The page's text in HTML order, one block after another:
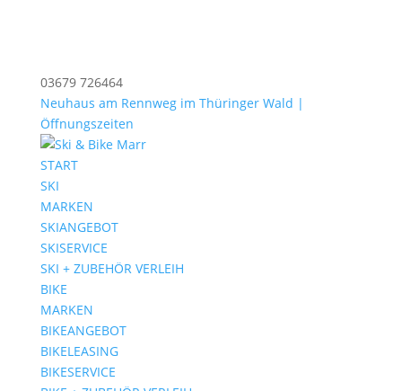
03679 726464
Neuhaus am Rennweg im Thüringer Wald |
Öffnungszeiten
START
SKI
MARKEN
SKIANGEBOT
SKISERVICE
SKI + ZUBEHÖR VERLEIH
BIKE
MARKEN
BIKEANGEBOT
BIKELEASING
BIKESERVICE